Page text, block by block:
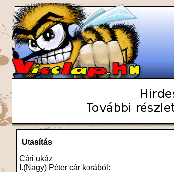
Utasítás
Cári ukáz
I.(Nagy) Péter cár korából: